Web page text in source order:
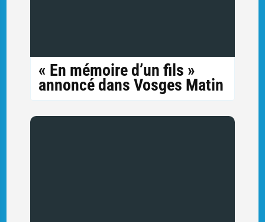
« En mémoire d’un fils »
annoncé dans Vosges Matin